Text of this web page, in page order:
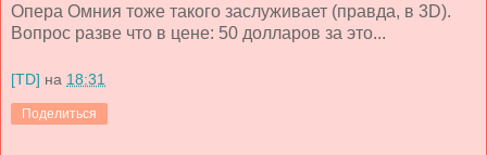
Опера Омния тоже такого заслуживает (правда, в 3D).
Вопрос разве что в цене: 50 долларов за это...
[TD] на 18:31
Поделиться